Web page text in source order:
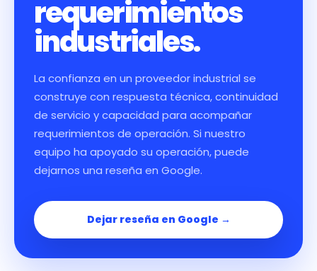
requerimientos
industriales.
La confianza en un proveedor industrial se
construye con respuesta técnica, continuidad
de servicio y capacidad para acompañar
requerimientos de operación. Si nuestro
equipo ha apoyado su operación, puede
dejarnos una reseña en Google.
Dejar reseña en Google →